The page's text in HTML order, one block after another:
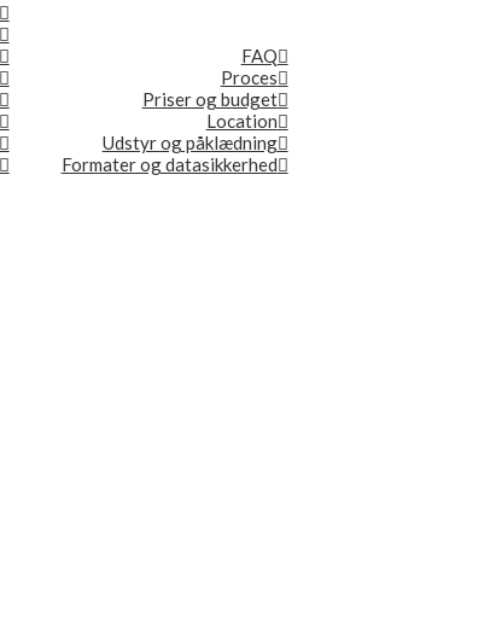
FAQ
Proces
Priser og budget
Location
Udstyr og påklædning
Formater og datasikkerhed